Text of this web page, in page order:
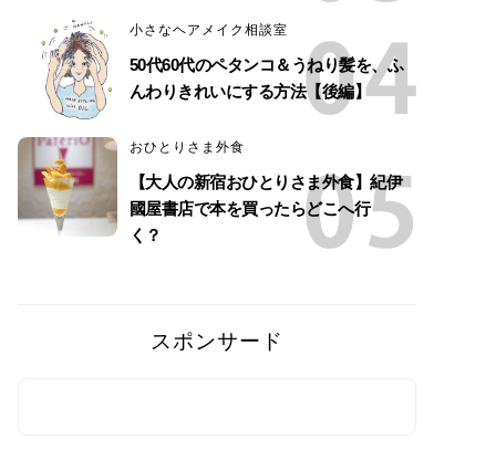
小さなヘアメイク相談室
50代60代のペタンコ＆うねり髪を、ふ
んわりきれいにする方法【後編】
おひとりさま外食
【大人の新宿おひとりさま外食】紀伊
國屋書店で本を買ったらどこへ行
く？
スポンサード